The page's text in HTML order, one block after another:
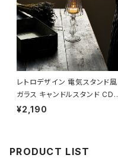
レトロデザイン 電気スタンド風
ガラス キャンドルスタンド CDS
T001
¥2,190
PRODUCT LIST